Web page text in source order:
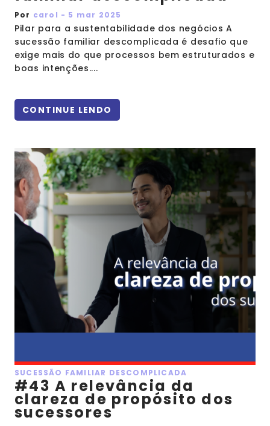
Por carol - 5 mar 2025
Pilar para a sustentabilidade dos negócios A
sucessão familiar descomplicada é desafio que
exige mais do que processos bem estruturados e
boas intenções....
CONTINUE LENDO
SUCESSÃO FAMILIAR DESCOMPLICADA
#43 A relevância da
clareza de propósito dos
sucessores